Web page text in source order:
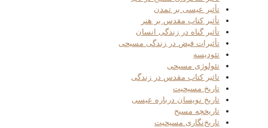
تأثیر عیسی بر تمدن
تأثیر کتاب مقدس بر هنر
تأثیر گناه در زندگی انسان
تأثیرات فیض در زندگی مسیحی
تئودیسه
تئولوژی مسیحی
تاثیر کتاب مقدس در زندگی
تاریخ مسیحیت
تاریخ نویسان درباره عیسی
تاریخچه مسیح
تاریخ‌نگاری مسیحیت